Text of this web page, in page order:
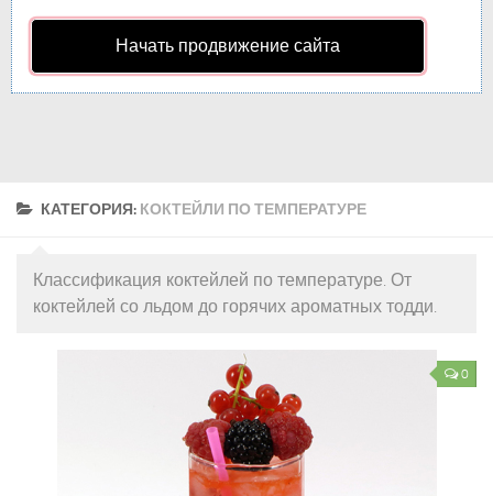
Начать продвижение сайта
КАТЕГОРИЯ: КОКТЕЙЛИ ПО ТЕМПЕРАТУРЕ
Классификация коктейлей по температуре. От
коктейлей со льдом до горячих ароматных тодди.
0